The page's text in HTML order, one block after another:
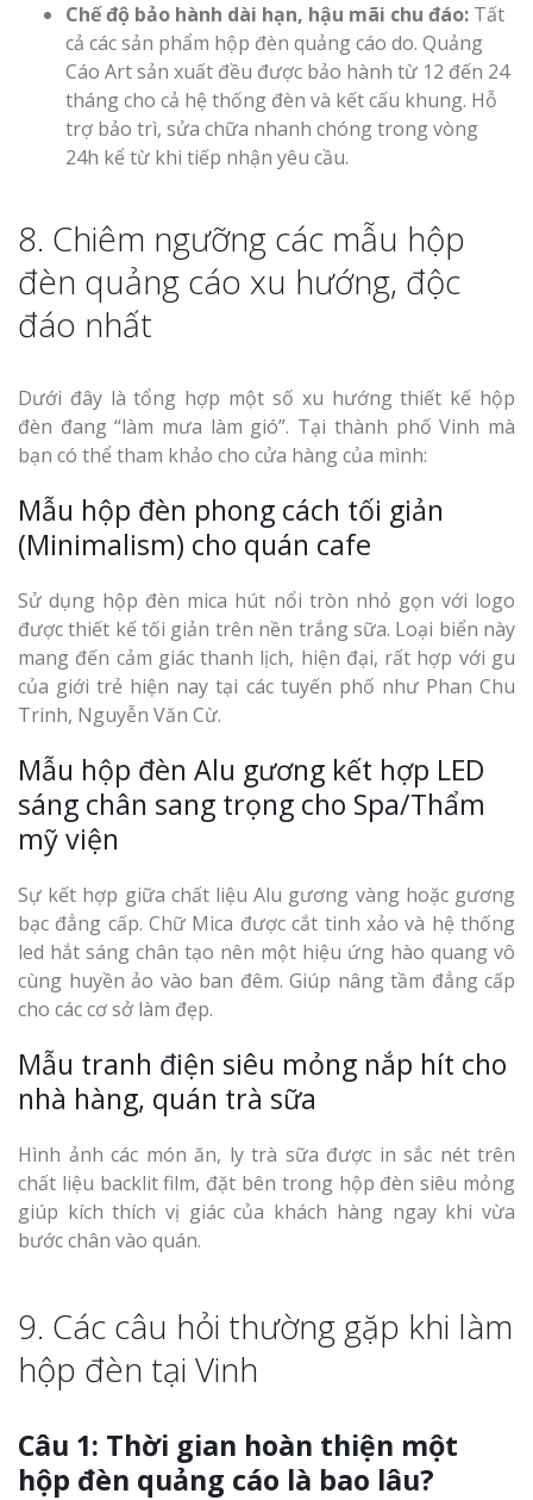
Chế độ bảo hành dài hạn, hậu mãi chu đáo: Tất
cả các sản phẩm hộp đèn quảng cáo do. Quảng
Cáo Art sản xuất đều được bảo hành từ 12 đến 24
tháng cho cả hệ thống đèn và kết cấu khung. Hỗ
trợ bảo trì, sửa chữa nhanh chóng trong vòng
24h kể từ khi tiếp nhận yêu cầu.
8. Chiêm ngưỡng các mẫu hộp
đèn quảng cáo xu hướng, độc
đáo nhất
Dưới đây là tổng hợp một số xu hướng thiết kế hộp
đèn đang “làm mưa làm gió”. Tại thành phố Vinh mà
bạn có thể tham khảo cho cửa hàng của mình:
Mẫu hộp đèn phong cách tối giản
(Minimalism) cho quán cafe
Sử dụng hộp đèn mica hút nổi tròn nhỏ gọn với logo
được thiết kế tối giản trên nền trắng sữa. Loại biển này
mang đến cảm giác thanh lịch, hiện đại, rất hợp với gu
của giới trẻ hiện nay tại các tuyến phố như Phan Chu
Trinh, Nguyễn Văn Cừ.
Mẫu hộp đèn Alu gương kết hợp LED
sáng chân sang trọng cho Spa/Thẩm
mỹ viện
Sự kết hợp giữa chất liệu Alu gương vàng hoặc gương
bạc đẳng cấp. Chữ Mica được cắt tinh xảo và hệ thống
led hắt sáng chân tạo nên một hiệu ứng hào quang vô
cùng huyền ảo vào ban đêm. Giúp nâng tầm đẳng cấp
cho các cơ sở làm đẹp.
Mẫu tranh điện siêu mỏng nắp hít cho
nhà hàng, quán trà sữa
Hình ảnh các món ăn, ly trà sữa được in sắc nét trên
chất liệu backlit film, đặt bên trong hộp đèn siêu mỏng
giúp kích thích vị giác của khách hàng ngay khi vừa
bước chân vào quán.
9. Các câu hỏi thường gặp khi làm
hộp đèn tại Vinh
Câu 1: Thời gian hoàn thiện một
hộp đèn quảng cáo là bao lâu?